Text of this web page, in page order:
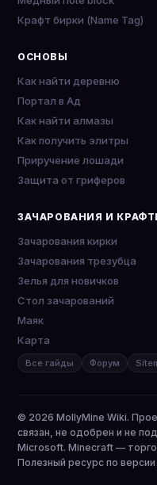
Крафт бирки (Name Tag)
ОСНОВЫ
Как найти деревню
Портал в Ад
Как найти алмазы
Как получить элитры
Приручение лошади
Защита от гриферов
ЗАЧАРОВАНИЯ И
Зачарования кирки
Зачарования трезубца
Зелья для новичков
Стол зачарований
Маяк
Карта
Все гайды Форум
© 2026 MollyMine Wiki.
связан, не одобрен и не
Microsoft. Minecraft —
Полезный ресурс по версии